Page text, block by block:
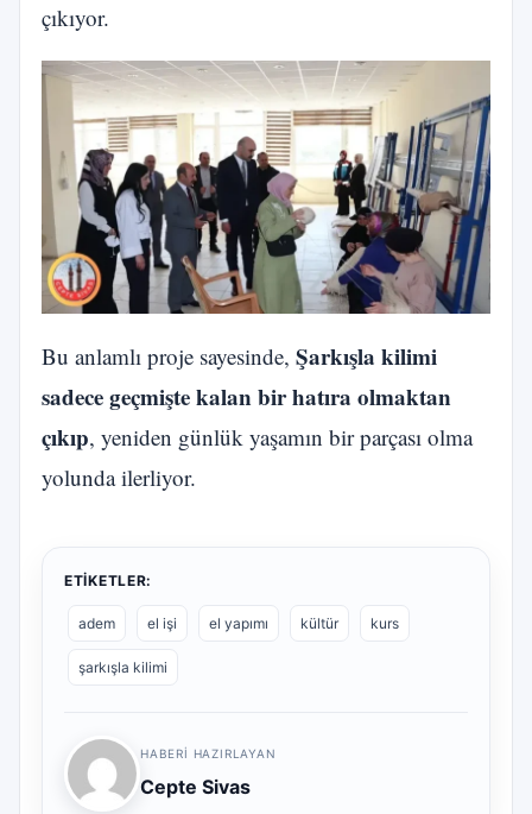
çıkıyor.
Bu anlamlı proje sayesinde, Şarkışla kilimi
sadece geçmişte kalan bir hatıra olmaktan
çıkıp, yeniden günlük yaşamın bir parçası olma
yolunda ilerliyor.
ETIKETLER:
adem el işi el yapımı kültür kurs
şarkışla kilimi
HABERI HAZIRLAYAN
Cepte Sivas